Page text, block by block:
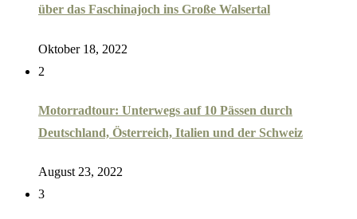
über das Faschinajoch ins Große Walsertal
Oktober 18, 2022
2
Motorradtour: Unterwegs auf 10 Pässen durch
Deutschland, Österreich, Italien und der Schweiz
August 23, 2022
3